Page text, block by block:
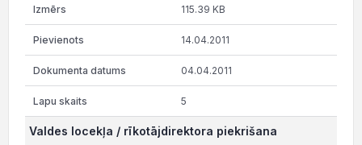
115.39 KB
14.04.2011
04.04.2011
5
Valdes locekļa / rīkotājdirektora piekrišana